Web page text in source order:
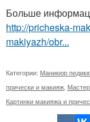
Больше
http://pricheska-
makiyazh/obr...
Категории: Маникюр
прически и макияж
Картинки макияжа и